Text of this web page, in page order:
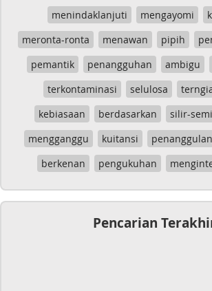
menindaklanjuti
mengayomi
meronta-ronta
menawan pipih
pemantik
penangguhan ambigu
terkontaminasi
selulosa
kebiasaan
berdasarkan silir-
mengganggu
kuitansi
berkenan
pengukuhan
Pencarian